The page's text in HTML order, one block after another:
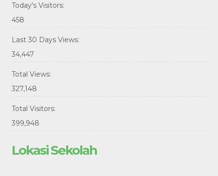
Today's Visitors:
458
Last 30 Days Views:
34,447
Total Views:
327,148
Total Visitors:
399,948
Lokasi Sekolah